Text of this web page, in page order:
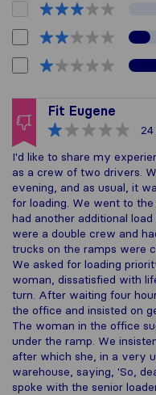
Fit Eugene
I'd like to share my
as a crew of two drivers.
evening, and as usual, it
for loading. We went to
had another additional
were a double crew and
trucks on the ramps were
We asked for loading
woman, dissatisfied with
turn. After waiting four
the office and insisted on
The woman in the office
under the ramp. We
after which she, in a very
warehouse, saying, 'So,
spoke with the senior